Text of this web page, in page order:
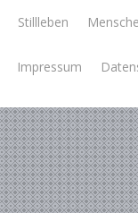
Stillleben
Impressum